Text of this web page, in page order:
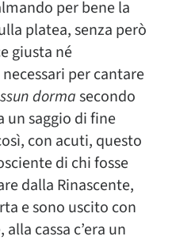
per bene la
platea, senza però
giusta né
per cantare
dormasecondo
un saggio di fine
con acuti, questo
di chi fosse
dalla Rinascente,
e sono uscito con
cassa c’era un